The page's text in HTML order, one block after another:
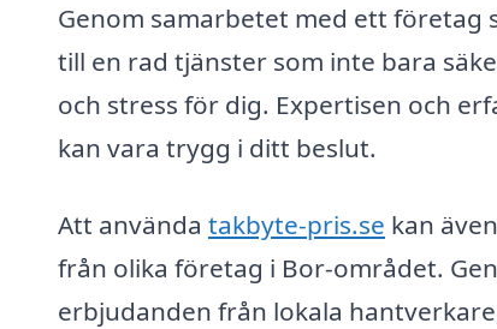
Genom samarbetet med ett företag
till en rad tjänster som inte bara
och stress för dig. Expertisen och
kan vara trygg i ditt beslut.
Att använda takbyte-pris.se kan
från olika företag i Bor-området.
erbjudanden från lokala